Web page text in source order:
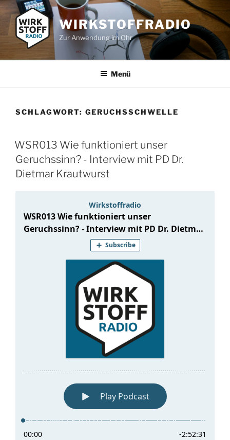
Zum
Inhalt
springen
WIRKSTOFFRADIO
Zur Anwendung im Ohr
Menü
SCHLAGWORT: GERUCHSSCHWELLE
WSR013 Wie funktioniert unser
Geruchssinn? - Interview mit PD Dr.
Dietmar Krautwurst